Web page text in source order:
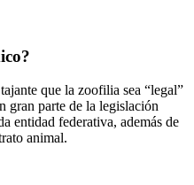
que la zoofilia sea “legal”
gran parte de la legislación
entidad federativa, además de
animal.